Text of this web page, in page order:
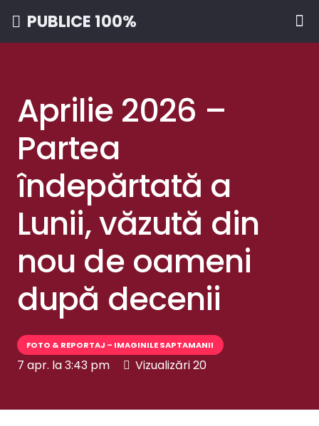
PUBLICE 100%
Aprilie 2026 –
Partea
îndepărtată a
Lunii, văzută din
nou de oameni
după decenii
FOTO & REPORTAJ – IMAGINILE SAPTAMANII
7 apr. la 3:43 pm Vizualizări20